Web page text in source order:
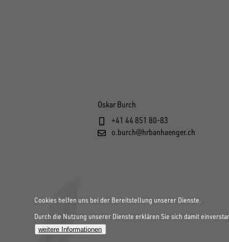
Oskar Burch
+41 44 851 80-83
o.burch@hrbanhaenger.ch
Cookies helfen uns bei der Bereitstellung unserer Dienste.
Durch die Nutzung unserer Dienste erklären Sie sich damit
weitere Informationen